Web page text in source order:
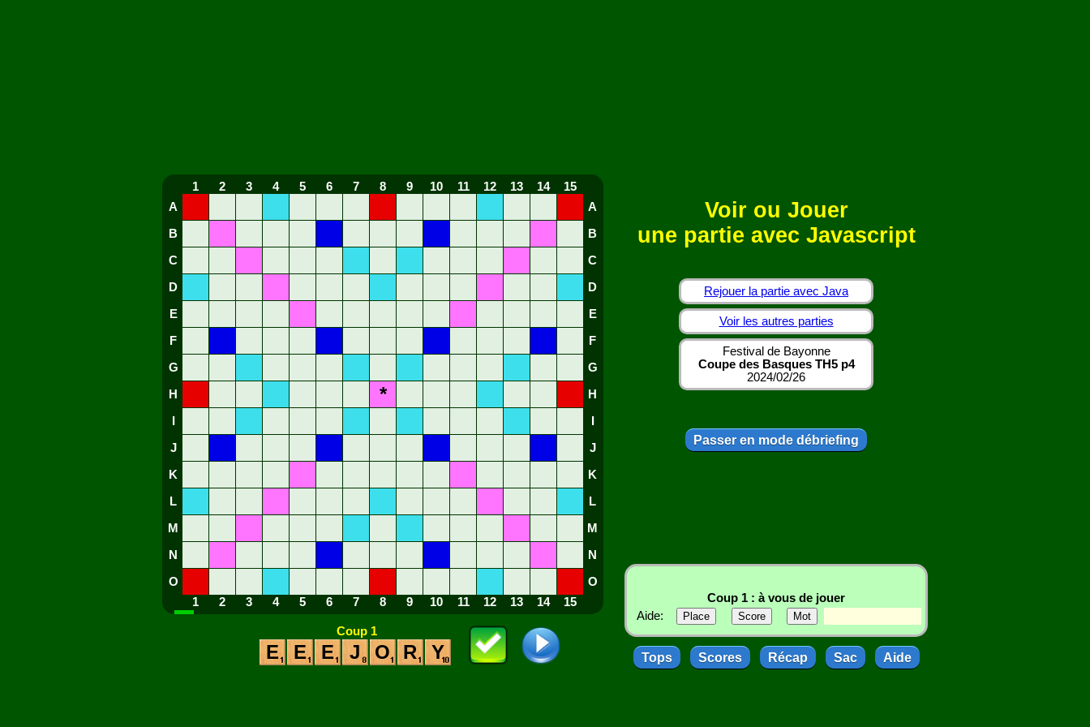
1 2 3 4 5 6 7 8 9 10 11 12 13 14
15
A
A
B B
C C
D D
E E
F F
G G
H * H
J J
K K
L L
M M
N N
O
O
1
2 3 4 5 6 7 8 9 10 11 12 13 14 15
Coup 1
E E E J O R Y
Voir ou Jouer
une partie avec Javascript
Rejouer la partie avec Java
Voir les autres parties
Festival de Bayonne
Coupe des Basques TH5 p4
2024/02/26
Passer en mode débriefing
Coup 1 : à vous de jouer
Aide:
Tops Scores Récap Sac Aide